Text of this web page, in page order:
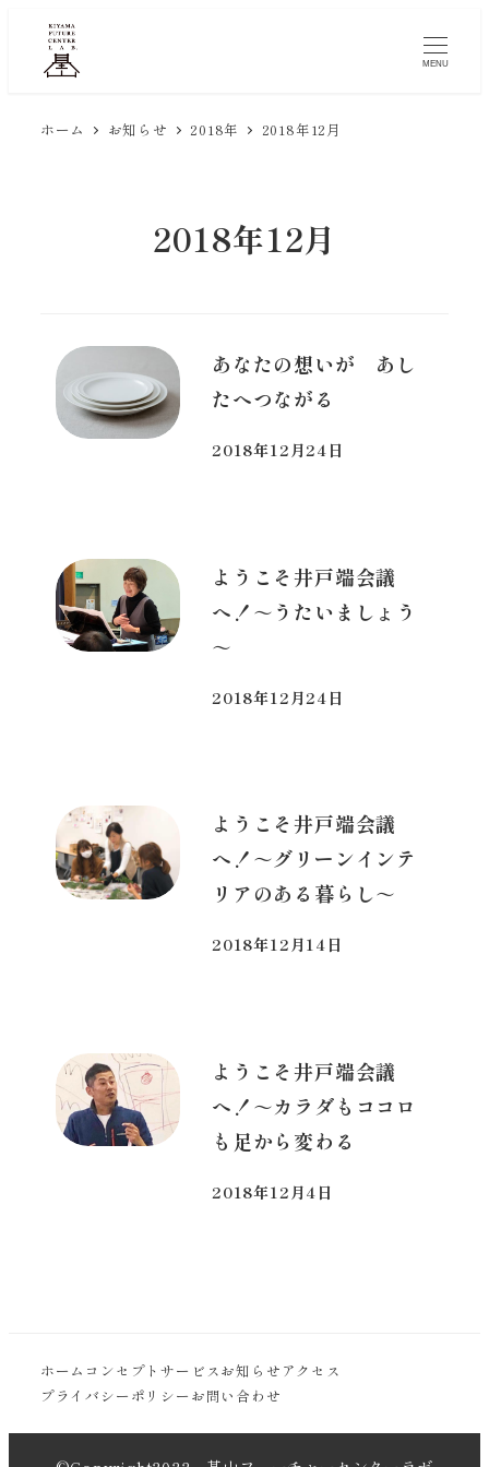
MENU
ホーム お知らせ 2018年 2018年12月
2018年12月
あなたの想いが あし
たへつながる
投稿日
2018年12月24日
ようこそ井戸端会議
へ！～うたいましょう
～
投稿日
2018年12月24日
ようこそ井戸端会議
へ！～グリーンインテ
リアのある暮らし～
投稿日
2018年12月14日
ようこそ井戸端会議
へ！～カラダもココロ
も足から変わる
投稿日
2018年12月4日
ホーム コンセプトサービスお知らせ アクセス
プライバシーポリシー お問い合わせ